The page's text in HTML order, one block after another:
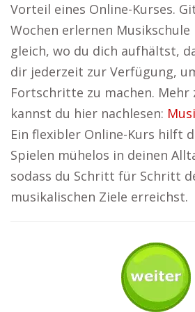
Vorteil eines Online-Kurses.
Wochen erlernen Musikschule
gleich, wo du dich aufhältst,
dir jederzeit zur Verfügung,
Fortschritte zu machen. Mehr
kannst du hier nachlesen:
Ein flexibler Online-Kurs hilft
Spielen mühelos in deinen
sodass du Schritt für Schritt
musikalischen Ziele erreichst.